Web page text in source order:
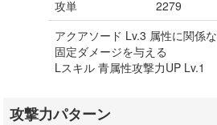
攻単
2279
アクアソード Lv.3 属性に関係
固定ダメージを与える
Lスキル 青属性攻撃力UP Lv.1
攻撃力パターン